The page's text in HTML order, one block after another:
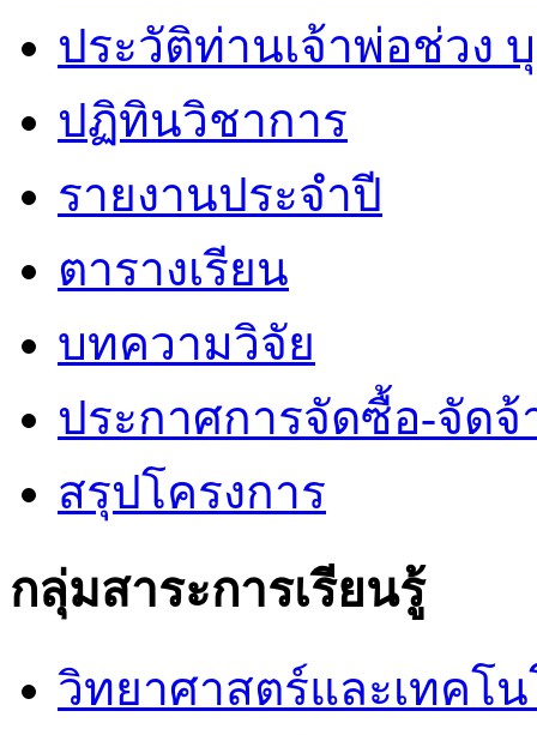
ประวัติท่านเจ้าพ่อช่วง
ปฏิทินวิชาการ
รายงานประจำปี
ตารางเรียน
บทความวิจัย
ประกาศการจัดซื้อ-จัดจ้
สรุปโครงการ
กลุ่มสาระการเรียนรู้
วิทยาศาสตร์และเทคโ